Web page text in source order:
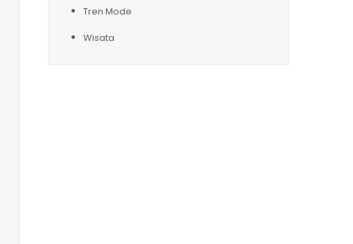
Tren Mode
Wisata